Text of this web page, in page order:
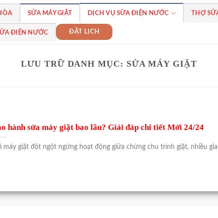
SỬA MÁY GIẶT DỊCH VỤ SỬA ĐIỆN NƯỚC THỢ
ĐIỆN NƯỚC ĐẶT LỊCH
LƯU TRỮ DANH MỤC: SỬA MÁY GIẶT
hành sửa máy giặt bao lâu? Giải đáp chi tiết Mới 24/24
máy giặt đột ngột ngừng hoạt động giữa chừng chu trình giặt, nhiều gia